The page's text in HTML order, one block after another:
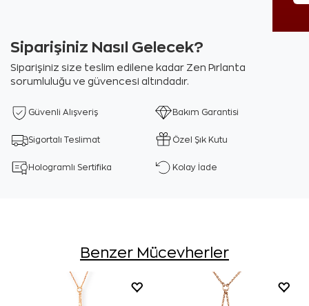
Siparişiniz Nasıl Gelecek?
Siparişiniz size teslim edilene kadar Zen Pırlanta
sorumluluğu ve güvencesi altındadır.
Güvenli Alışveriş Bakım Garantisi
Sigortalı Teslimat Özel Şık Kutu
Hologramlı Sertifika Kolay İade
Benzer Mücevherler